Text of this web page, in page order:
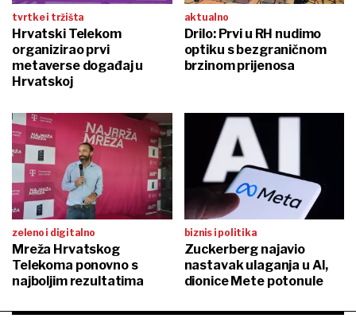
tvrtke i tržišta
Hrvatski Telekom
organizirao prvi
metaverse događaj u
Hrvatskoj
aktualno
Drilo: Prvi u RH nudimo
optiku s bezgraničnom
brzinom prijenosa
zeleno i digitalno
Mreža Hrvatskog
Telekoma ponovno s
najboljim rezultatima
biznis i politika
Zuckerberg najavio
nastavak ulaganja u AI,
dionice Mete potonule